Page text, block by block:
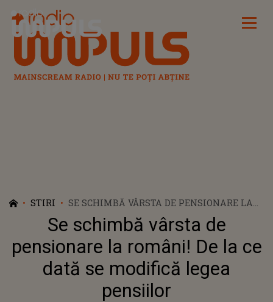
Radio Impuls
STIRI
SE SCHIMBĂ VÂRSTA DE PENSIONARE LA
ROMÂNI! DE LA CE DATĂ SE MODIFICĂ
LEGEA PENSIILOR
Se schimbă vârsta de
pensionare la români! De la ce
dată se modifică legea
pensiilor